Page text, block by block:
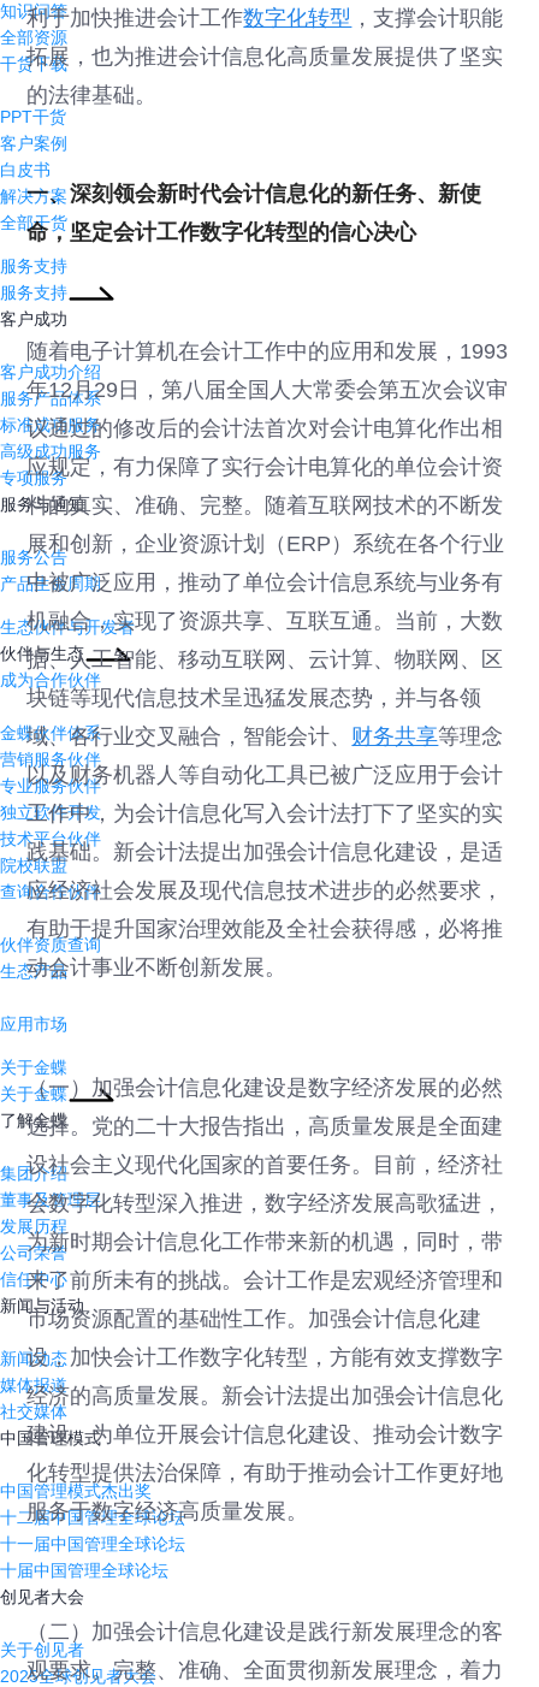
知识问答
全部资源
干货下载
PPT干货
客户案例
白皮书
解决方案
全部干货
服务支持
服务支持
客户成功
客户成功介绍
服务产品体系
标准成功服务
高级成功服务
专项服务
服务与通知
服务公告
产品生命周期
生态伙伴与开发者
伙伴与生态
成为合作伙伴
金蝶伙伴体系
营销服务伙伴
专业服务伙伴
独立软件开发
技术平台伙伴
院校联盟
查询合作伙伴
伙伴资质查询
生态产品
应用市场
关于金蝶
关于金蝶
了解金蝶
集团介绍
董事及管理层
发展历程
公司荣誉
信任中心
新闻与活动
新闻动态
媒体报道
社交媒体
中国管理模式
中国管理模式杰出奖
十二届中国管理全球论坛
十一届中国管理全球论坛
十届中国管理全球论坛
创见者大会
关于创见者
2025全球创见者大会
利于加快推进会计工作数字化转型 ，支撑会计职能
拓展，也为推进会计信息化高质量发展提供了坚实
的法律基础。
一、深刻领会新时代会计信息化的新任务、新使
命，坚定会计工作数字化转型的信心决心
随着电子计算机在会计工作中的应用和发展，1993
年12月29日，第八届全国人大常委会第五次会议审
议通过的修改后的会计法首次对会计电算化作出相
应规定，有力保障了实行会计电算化的单位会计资
料的真实、准确、完整。随着互联网技术的不断发
展和创新，企业资源计划（ERP）系统在各个行业
中被广泛应用，推动了单位会计信息系统与业务有
机融合，实现了资源共享、互联互通。当前，大数
据、人工智能、移动互联网、云计算、物联网、区
块链等现代信息技术呈迅猛发展态势，并与各领
域、各行业交叉融合，智能会计、 财务共享等理念
以及财务机器人等自动化工具已被广泛应用于会计
工作中，为会计信息化写入会计法打下了坚实的实
践基础。新会计法提出加强会计信息化建设，是适
应经济社会发展及现代信息技术进步的必然要求，
有助于提升国家治理效能及全社会获得感，必将推
动会计事业不断创新发展。
（一）加强会计信息化建设是数字经济发展的必然
选择。党的二十大报告指出，高质量发展是全面建
设社会主义现代化国家的首要任务。目前，经济社
会数字化转型深入推进，数字经济发展高歌猛进，
为新时期会计信息化工作带来新的机遇，同时，带
来了前所未有的挑战。会计工作是宏观经济管理和
市场资源配置的基础性工作。加强会计信息化建
设，加快会计工作数字化转型，方能有效支撑数字
经济的高质量发展。新会计法提出加强会计信息化
建设，为单位开展会计信息化建设、推动会计数字
化转型提供法治保障，有助于推动会计工作更好地
服务于数字经济高质量发展。
（二）加强会计信息化建设是践行新发展理念的客
观要求。完整、准确、全面贯彻新发展理念，着力